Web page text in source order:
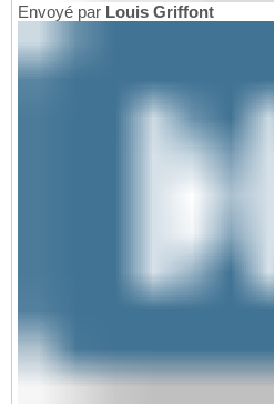
Envoyé par Louis Griffont